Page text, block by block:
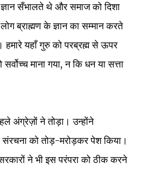
ज्ञान सँभालते थे और समाज को दिशा
ब्राह्मण के ज्ञान का सम्मान करते
यहाँ गुरु को परब्रह्म से ऊपर
माना गया, न कि धन या सत्ता
अंग्रेज़ों ने तोड़ा। उन्होंने
को तोड़-मरोड़कर पेश किया।
ने भी इस परंपरा को ठीक करने